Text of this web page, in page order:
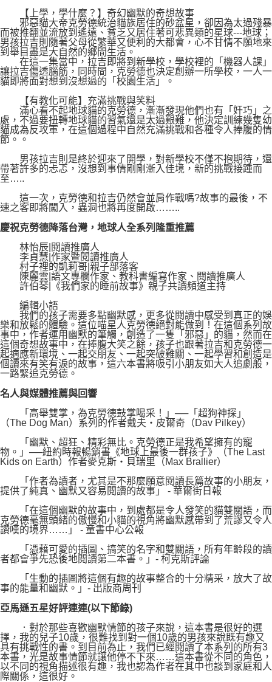
【上學，學什麼？】奇幻幽默的奇想故事
邪惡貓大帝克勞德統治貓族居住的砂盆星，卻因為太過殘暴
而被推翻並流放到遙遠、貧乏又居住著可悲異類的星球---地球；
男孩拉吉則隨著父母從繁華又便利的大都會，心不甘情不願地來
到舉目盡是大自然的鄉間生活。
在這一集當中，拉吉即將到新學校，學校裡的「機器人課」
讓拉吉傷透腦筋，同時間，克勞德也決定創辦一所學校，一人一
貓即將面對想到沒想過的「校園生活」。
【有教化可能】充滿挑戰與笑料
滿心看不起地球貓的克勞德，漸漸發現他們也有「奸巧」之
處，不過要扭轉地球貓的習氣還是太過艱難，他決定訓練幾隻幼
貓成為反攻軍，在這個過程中自然充滿挑戰和各種令人捧腹的情
節。。
男孩拉吉則是終於迎來了開學，對新學校不僅不抱期待，還
帶著許多的忐忑，沒想到事情剛剛漸入佳境，新的挑戰接踵而
至…..
這一次，克勞德和拉吉仍然會並肩作戰嗎?故事的最後，不
速之客即將闖入，蟲洞也將再度開啟……..
慶祝克勞德降落台灣，地球人全系列隆重推薦
林怡辰|閱讀推廣人
李貞慧|作家暨閱讀推廣人
村子裡的凱莉哥|親子部落客
陳麗雲|語文專欄作家、教科書編寫作家、閱讀推廣人
許伯琴|《我們家的睡前故事》親子共讀頻道主持
編輯小語
我們的孩子需要多點幽默感，更多從閱讀中感受到真正的娛
樂和放鬆的體驗。這位喵星人克勞德絕對能做到！在這個系列故
事中，作者運用幽默的筆觸，創造了一隻「邪惡」的貓，然而在
這個奇想故事中，在捧腹大笑之餘，孩子也跟著拉吉和克勞德一
起適應新環境、一起交朋友、一起突破難關、一起學習和創造是
個讀來有笑有淚的故事，這六本書將吸引小朋友如大人追劇般，
一路緊追克勞德。
名人與媒體推薦與回響
「高舉雙掌，為克勞德鼓掌喝采！」──「超狗神探」
（The Dog Man）系列的作者戴夫‧皮爾奇（Dav Pilkey）
「幽默、超狂、精彩無比。克勞德正是我希望擁有的寵
物。」──紐約時報暢銷書《地球上最後一群孩子》（The Last
Kids on Earth）作者麥克斯‧貝瑞里（Max Brallier）
「作者為讀者，尤其是不那麼願意閱讀長篇故事的小朋友，
提供了純真、幽默又容易閱讀的故事」 - 華爾街日報
「在這個幽默的故事中，到處都是令人發笑的貓雙關語，而
克勞德毫無頭緒的傲慢和小貓的視角將幽默感帶到了荒謬又令人
讚嘆的境界……」 - 童書中心公報
「憑藉可愛的插圖、搞笑的名字和雙關語，所有年齡段的讀
者都會爭先恐後地閱讀第二本書。」- 柯克斯評論
「生動的插圖將這個有趣的故事整合的十分精采，放大了故
事的能量和幽默。」- 出版商周刊
亞馬遜五星好評連連(以下節錄)
．對於那些喜歡幽默情節的孩子來說，這本書是很好的選
擇，我的兒子10歲，很難找到對一個10歲的男孩來說既有趣又
具有挑戰性的書。到目前為止，我們已經閱讀了本系列的所有3
本書，光是故事情節就讓他停不下來……這本書從不同的角色，
以不同的視角描述很有趣，我也認為作者在其中也談到家庭和人
際關係，這很好。